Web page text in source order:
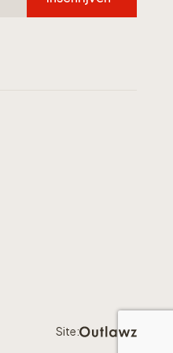
Site: